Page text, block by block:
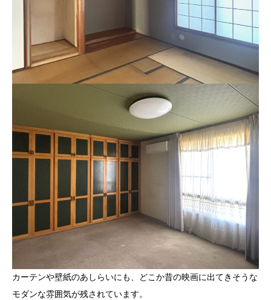
カーテンや壁紙のあしらいにも、どこか昔の映画に出てきそうな
モダンな雰囲気が残されています。